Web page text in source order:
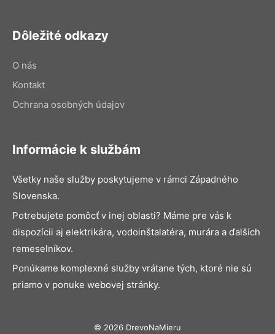
Dôležité odkazy
O nás
Kontakt
Ochrana osobných údajov
Informácie k službám
Všetky naše služby poskytujeme v rámci Západného
Slovenska.
Potrebujete pomôcť v inej oblasti? Máme pre vás k
dispozícii aj elektrikára, vodoinštalatéra, murára a ďalších
remeselníkov.
Ponúkame komplexné služby vrátane tých, ktoré nie sú
priamo v ponuke webovej stránky.
© 2026 DrevoNaMieru